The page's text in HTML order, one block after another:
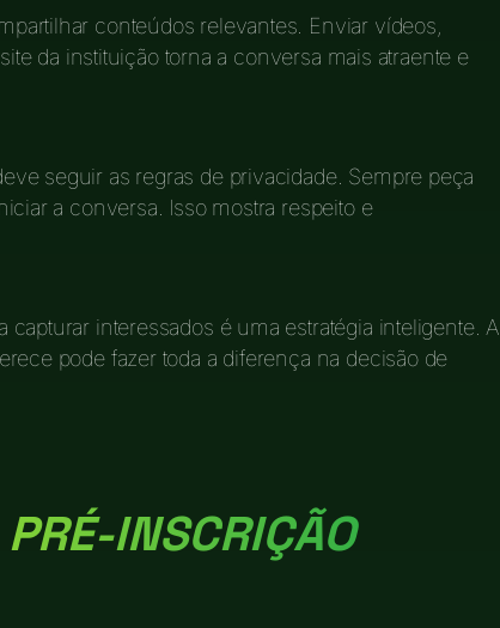
conteúdos relevantes. Enviar vídeos,
da instituição torna a conversa mais atraente e
seguir as regras de privacidade. Sempre peça
a conversa. Isso mostra respeito e
capturar interessados é uma estratégia inteligente. A
pode fazer toda a diferença na decisão de
INSCRIÇÃO